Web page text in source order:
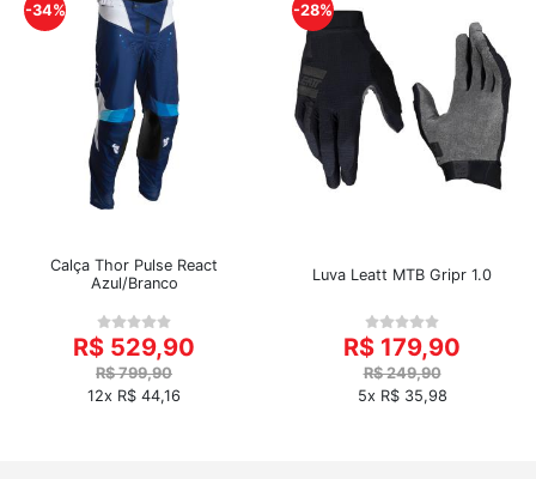
-34%
Calça Thor Pulse React
Azul/Branco
R$ 529,90
R$ 799,90
12x R$ 44,16
-28%
Luva Leatt MTB Gripr 1.0
R$ 179,90
R$ 249,90
5x R$ 35,98